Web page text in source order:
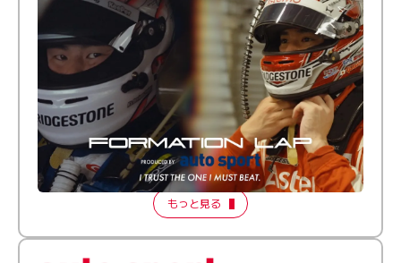
倒す相手を、信じてる。小林利徠斗 × 野村勇斗
【FORMATION LAP Produced by auto sport】
2026 Episode 2
もっと見る